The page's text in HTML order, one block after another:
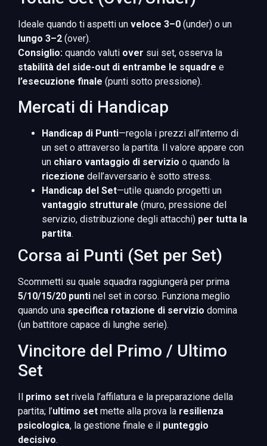
Ideale quando ti aspetti un veloce 3–0 (under) o un
lungo 3–2 (over).
Consiglio: quando valuti over sui set, osserva la
stabilità del side-out di entrambe le squadre e
l’esecuzione finale (punti sotto pressione).
Mercati di Handicap
Handicap di Punti—regola i prezzi all’interno di
un set o attraverso la partita. Il valore appare con
un chiaro vantaggio di servizio o quando la
ricezione dell’avversario è sotto stress.
Handicap del Set—utile quando progetti un
vantaggio strutturale (muro, pressione del
servizio, distribuzione degli attacchi) per tutta la
partita.
Corsa ai Punti (Set per Set)
Scommetti su quale squadra raggiungerà per prima
5/10/15/20 punti nel set in corso. Funziona meglio
quando una specifica rotazione di servizio domina
(un battitore capace di lunghe serie).
Vincitore del Primo / Ultimo
Set
Il primo set rivela l’affilatura e la preparazione della
partita; l’ultimo set mette alla prova la resilienza
psicologica, la gestione finale e il punteggio
decisivo.